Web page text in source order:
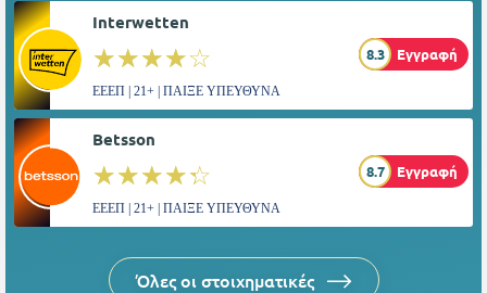
Interwetten
☆☆☆☆☆
★★★★★ 8.3 Εγγραφή
ΕΕΕΠ | 21+ | ΠΑΙΞΕ ΥΠΕΥΘΥΝΑ
Betsson
☆☆☆☆☆
★★★★★ 8.7 Εγγραφή
ΕΕΕΠ | 21+ | ΠΑΙΞΕ ΥΠΕΥΘΥΝΑ
Όλες οι στοιχηματικές